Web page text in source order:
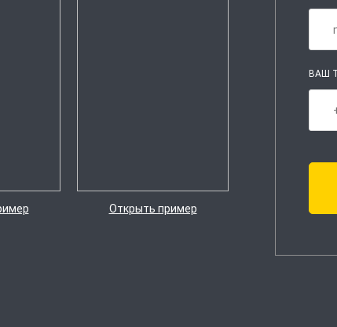
ВАШ
Открыть пример